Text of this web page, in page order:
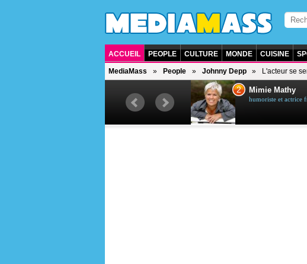
ACCUEIL PEOPLE CULTURE MONDE CUISINE
MediaMass People Johnny Depp L'acteur se
chanteuse québécoise
2 Mimie Mathy
humoriste et actrice